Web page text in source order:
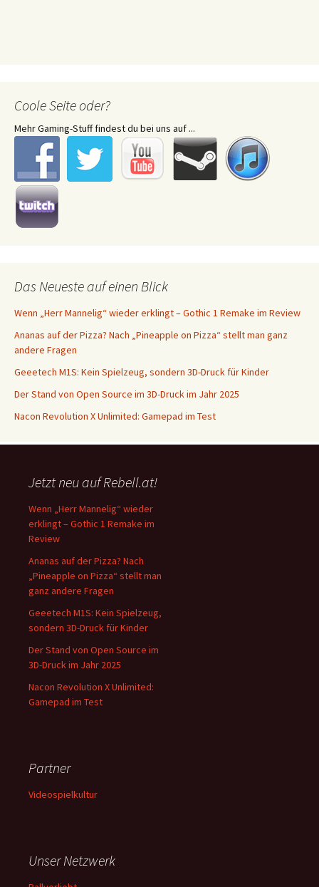
Coole Seite oder?
Mehr Gaming-Stuff findest du bei uns auf ...
Das Neueste auf einen Blick
Wenn „Herr Mannelig“ wieder erklingt – Gothic 1 Remake im Review
Ananas auf der Pizza? Nach „Pineapple on Pizza“ stellt man ganz
andere Fragen
Geeetech M1S: Kein Spielzeug, sondern 3D-Druck für Kinder
Der Stand von Open Source im 3D-Druck im Jahr 2025
Nacon Revolution X Unlimited: Gamepad im Test
Jetzt neu auf Rebell.at!
Wenn „Herr Mannelig“ wieder
erklingt – Gothic 1 Remake im
Review
Ananas auf der Pizza? Nach
„Pineapple on Pizza“ stellt man
ganz andere Fragen
Geeetech M1S: Kein Spielzeug,
sondern 3D-Druck für Kinder
Der Stand von Open Source im
3D-Druck im Jahr 2025
Nacon Revolution X Unlimited:
Gamepad im Test
Partner
Videospielkultur
Unser Netzwerk